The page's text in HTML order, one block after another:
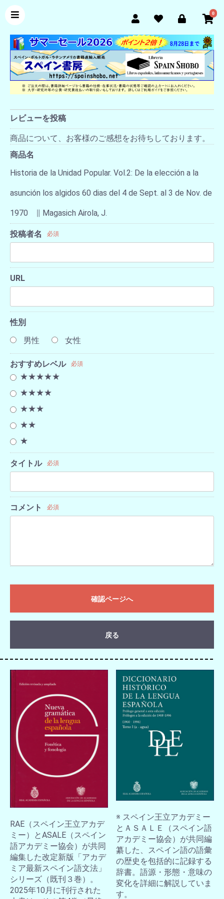
0
レビューを投稿
商品について、お客様のご感想をお待ちしております。
商品名
Historia de la Unidad Popular. Vol.2: De la elección a la
asunción los algidos 60 dias del 4 de Sept. al 3 de Nov. de
1970 ∥ Magasich Airola, J.
投稿者名 必須
URL
性別
男性
女性
おすすめレベル 必須
★★★★★
★★★★
★★★
★★
★
タイトル 必須
コメント 必須
確認ページへ
戻る
RAE（スペイン王立アカデ
ミー）とASALE（スペイン
語アカデミー協会）が共同
編集した改定新版「アカデ
ミア最新スペイン語文法」
シリーズ（既刊３巻）。
2025年10月に刊行された
※ スペイン王立アカデミー
とＡＳＡＬＥ（スペイン語
アカデミー協会）が共同編
纂した、スペイン語の語彙
の歴史を包括的に記録する
辞書。語源・形態・意味の
変化を詳細に解説していま
す。